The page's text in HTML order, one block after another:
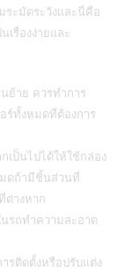
ระมัดระวังและนี่คือ
นเรื่องง่ายและ
ย้าย ควรทำการ
ร์ทั้งหมดที่ต้องการ
เป็นไปได้ให้ใช้กล่อง
ดถ้ามีชิ้นส่วนที่
ต่างหาก
นรถทำความสะอาด
รติดตั้งหรือปรับแต่ง